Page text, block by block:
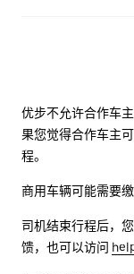
优步不允许合作车
果您觉得合作车主
程。
商用车辆可能需要
司机结束行程后，
馈，也可以访问